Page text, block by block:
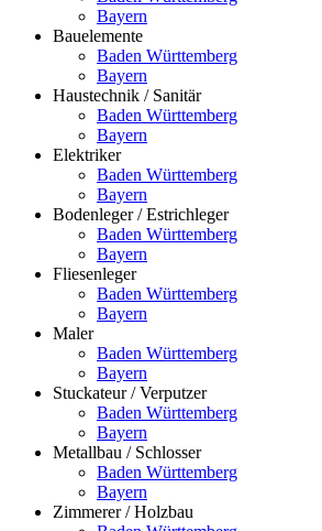
Bayern
Bauelemente
Baden Württemberg
Bayern
Haustechnik / Sanitär
Baden Württemberg
Bayern
Elektriker
Baden Württemberg
Bayern
Bodenleger / Estrichleger
Baden Württemberg
Bayern
Fliesenleger
Baden Württemberg
Bayern
Maler
Baden Württemberg
Bayern
Stuckateur / Verputzer
Baden Württemberg
Bayern
Metallbau / Schlosser
Baden Württemberg
Bayern
Zimmerer / Holzbau